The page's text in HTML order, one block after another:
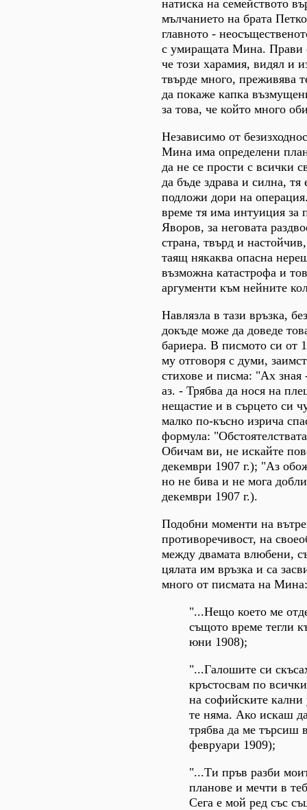
натиска на семейството
мълчанието на брата
главното -
с умиращата Мина. Прави
че този харамия, видял и
твърде много, преживява
да покаже капка
за това, че който много
Независимо от
Мина има определени
да не се прости с всички
да бъде здрава и силна, тя
подложи дори на
време тя има интуиция за
Яворов, за неговата
страна, твърд и
таящ някаква опасна
възможна катастрофа и
аргументи към нейните
Навлязла в тази връзка,
докъде може да доведе
бариера. В писмото си от
му отговоря с думи,
стихове и писма: "Ах зная
аз. - Трябва да нося на
нещастие и в сърцето си
малко по-късно изрича
формула:
Обичам ви, не искайте
декември 1907 г.); "Аз
но не бива и не мога
декември 1907 г.).
Подобни моменти на
противоречивост, на
между двамата влюбени,
цялата им връзка и са
много от писмата на Мина:
"...Нещо което ме
същото време тегли
юни 1908);
"...Галошите си
кръстосвам по
на софийските
те няма. Ако искаш
трябва да ме търсиш
февруари 1909);
"...Ти пръв разби
планове и мечти в
Сега е мой ред със